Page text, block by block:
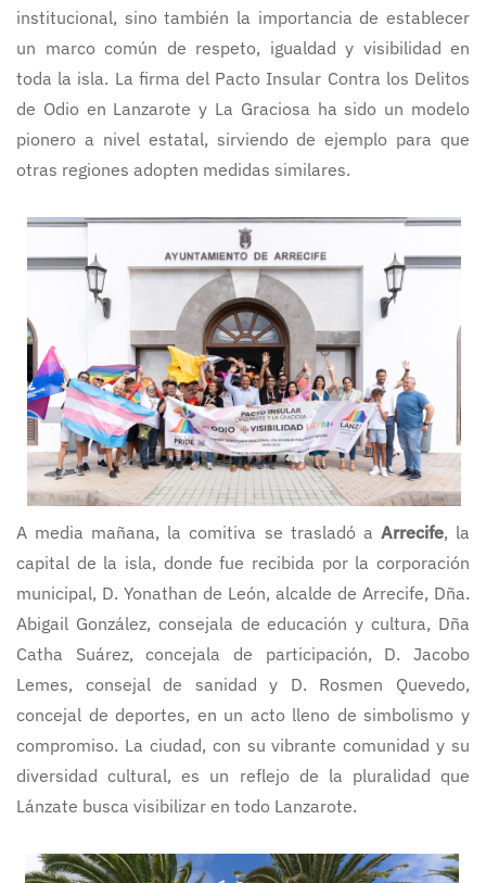
institucional, sino también la importancia de establecer
un marco común de respeto, igualdad y visibilidad en
toda la isla. La firma del Pacto Insular Contra los Delitos
de Odio en Lanzarote y La Graciosa ha sido un modelo
pionero a nivel estatal, sirviendo de ejemplo para que
otras regiones adopten medidas similares.
A media mañana, la comitiva se trasladó a Arrecife, la
capital de la isla, donde fue recibida por la corporación
municipal, D. Yonathan de León, alcalde de Arrecife, Dña.
Abigail González, consejala de educación y cultura, Dña
Catha Suárez, concejala de participación, D. Jacobo
Lemes, consejal de sanidad y D. Rosmen Quevedo,
concejal de deportes, en un acto lleno de simbolismo y
compromiso. La ciudad, con su vibrante comunidad y su
diversidad cultural, es un reflejo de la pluralidad que
Lánzate busca visibilizar en todo Lanzarote.